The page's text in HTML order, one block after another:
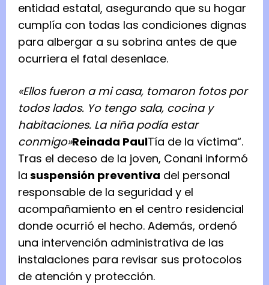
entidad estatal, asegurando que su hogar
cumplía con todas las condiciones dignas
para albergar a su sobrina antes de que
ocurriera el fatal desenlace.
«Ellos fueron a mi casa, tomaron fotos por
todos lados. Yo tengo sala, cocina y
habitaciones. La niña podía estar
conmigo»Reinada PaulTía de la víctima“.
Tras el deceso de la joven, Conani informó
la suspensión preventiva del personal
responsable de la seguridad y el
acompañamiento en el centro residencial
donde ocurrió el hecho. Además, ordenó
una intervención administrativa de las
instalaciones para revisar sus protocolos
de atención y protección.